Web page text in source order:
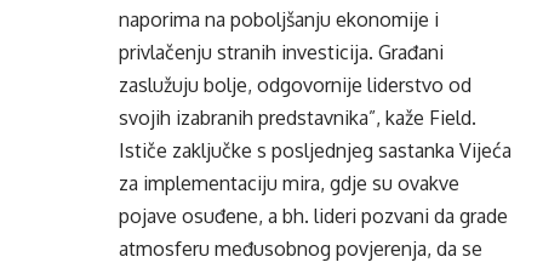
napo­rima na poboljšanju eko­nomije i
privlačenju stra­nih investicija. Građani
zaslužuju bolje, odgovornije liderstvo od
svojih izabra­nih predstavnika”, kaže Field.
Ističe zaključke s pos­ljednjeg sastanka Vijeća
za implementaciju mira, gdje su ovakve
pojave osuđene, a bh. lideri pozvani da grade
atmosferu međusobnog povjerenja, da se